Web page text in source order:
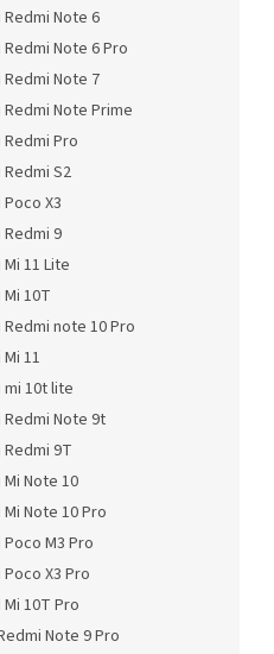
Redmi Note 6
Redmi Note 6 Pro
Redmi Note 7
Redmi Note Prime
Redmi Pro
Redmi S2
X3
Redmi 9
11 Lite
10T
Redmi note 10 Pro
11
mi 10t lite
Redmi Note 9t
Redmi 9T
Mi Note 10
Mi Note 10 Pro
Poco M3 Pro
Poco X3 Pro
Mi 10T Pro
Note 9 Pro